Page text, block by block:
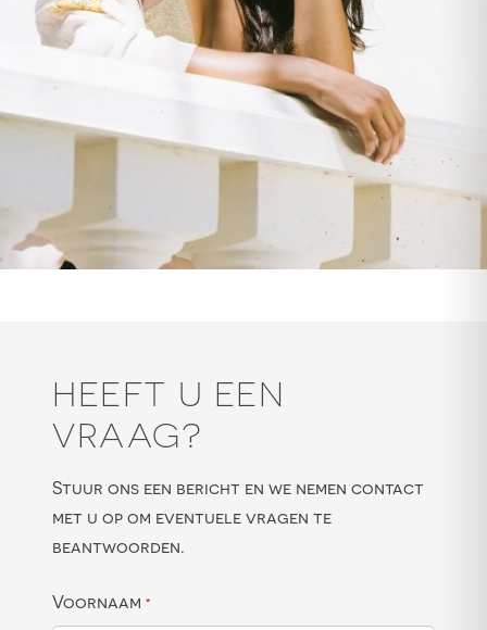
HEEFT U EEN
VRAAG?
Stuur ons een bericht en we nemen contact
met u op om eventuele vragen te
beantwoorden.
Voornaam *